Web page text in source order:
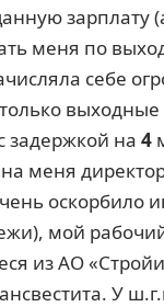
зарплату
меня по
себе
задержкой на 4
меня
оскорбило
мой
из АО
У